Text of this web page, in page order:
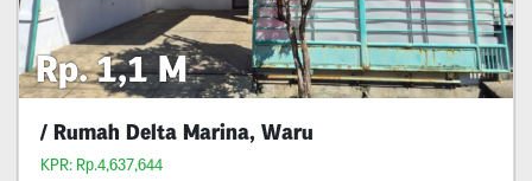
Rp. 1,1 M
/ Rumah Delta Marina, Waru
KPR: Rp.4,637,644